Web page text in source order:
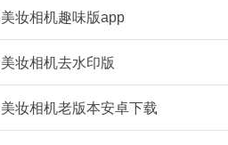
美妆相机趣味版app
美妆相机去水印版
美妆相机老版本安卓下载